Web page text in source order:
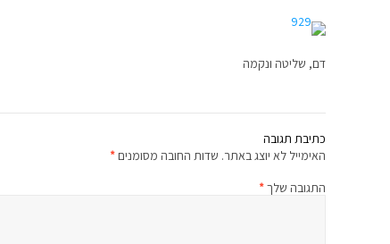
דם, שליטה ונקמה
כתיבת תגובה
האימייל לא יוצג באתר. שדות החובה מסומנים*
התגובה שלך*